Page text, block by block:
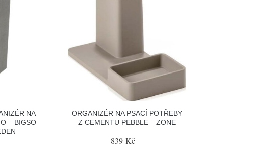
NA
– BIGSO
ORGANIZÉR NA PSACÍ POTŘEBY
Z CEMENTU PEBBLE – ZONE
839 Kč